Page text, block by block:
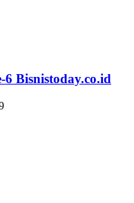
Bisnistoday.co.id